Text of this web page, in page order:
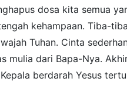
dosa kita semua
kehampaan. Tiba-
Tuhan. Cinta
mulia dari Bapa-Nya.
berdarah Yesus